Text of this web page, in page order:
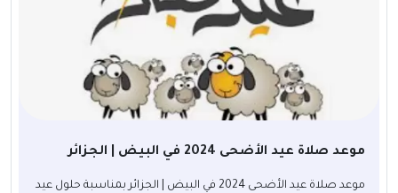
موعد صلاة عيد الأضحى 2024 في البيض | الجزائر
موعد صلاة عيد الأضحى 2024 في البيض | الجزائر بمناسبة حلول عيد